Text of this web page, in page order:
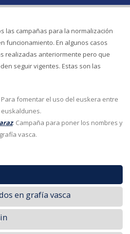
las campañas para la normalización
funcionamiento. En algunos casos
realizadas anteriormente pero que
seguir vigentes. Estas son las
Para fomentar el uso del euskera entre
. Campaña para poner los nombres y
vasca.
en grafía vasca